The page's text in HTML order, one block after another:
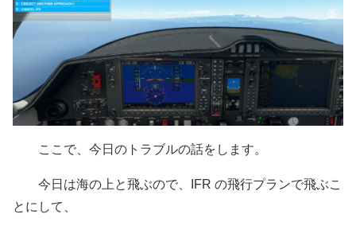
ここで、今日のトラブルの話をします。
今日は海の上と飛ぶので、IFR の飛行プランで飛ぶこ
とにして、